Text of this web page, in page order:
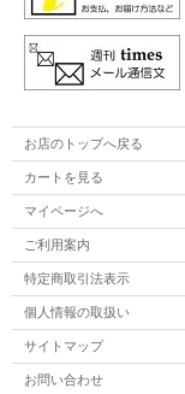
お店のトップへ戻る
カートを見る
マイページへ
ご利用案内
特定商取引法表示
個人情報の取扱い
サイトマップ
お問い合わせ